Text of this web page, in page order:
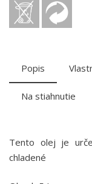
Popis
Na stiahnutie
Tento olej je
chladené